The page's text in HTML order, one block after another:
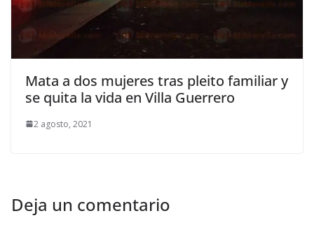
Mata a dos mujeres tras pleito familiar y
se quita la vida en Villa Guerrero
2 agosto, 2021
Deja un comentario